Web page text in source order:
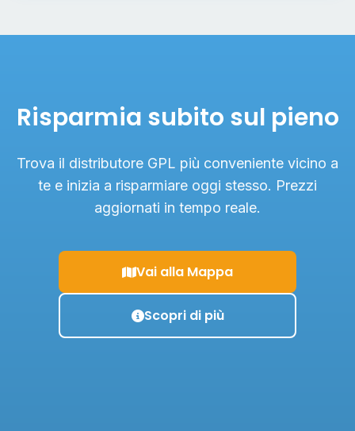
Risparmia subito sul pieno
Trova il distributore GPL più conveniente vicino a
te e inizia a risparmiare oggi stesso. Prezzi
aggiornati in tempo reale.
Vai alla Mappa
Scopri di più